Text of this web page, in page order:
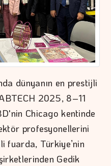
dünyanın en prestijli
2025, 8–11
Chicago kentinde
profesyonellerini
fuarda, Türkiye’nin
Gedik